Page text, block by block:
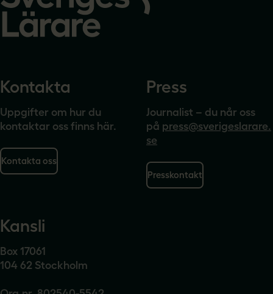
Kontakta
Uppgifter om hur du
kontaktar oss finns här.
Kontakta oss
Press
Journalist – du når oss
på press@sverigeslarare.
se
Presskontakt
Kansli
Box 17061
104 62 Stockholm